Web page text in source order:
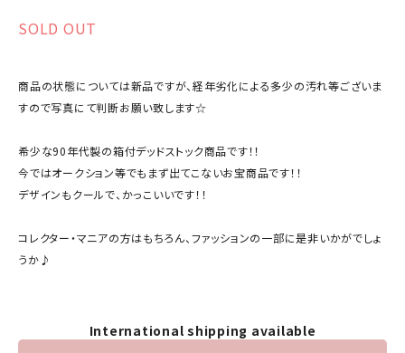
SOLD OUT
商品の状態については新品ですが、経年劣化による多少の汚れ等ございま
すので写真にて判断お願い致します☆
希少な90年代製の箱付デッドストック商品です！！
今ではオークション等でもまず出てこないお宝商品です！！
デザインもクールで、かっこいいです！！
コレクター・マニアの方はもちろん、ファッションの一部に是非いかがでしょ
うか♪
International shipping available